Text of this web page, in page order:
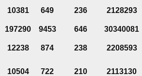
10381 649 236 2128293
197290 9453 646
30340081
12238 874 238 2208593
10504 722 210 2113130